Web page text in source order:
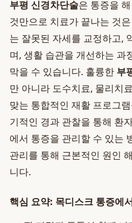
부평 신경차단술은 통증을
것만으로 치료가 끝나는 것
는 잘못된 자세를 교정하고,
며, 생활 습관을 개선하는 과
막을 수 있습니다. 훌륭한 부
만 아니라 도수치료, 물리치
맞는 통합적인 재활 프로그
기적인 경과 관찰을 통해 환
에서 통증을 관리할 수 있는
관리를 통해 근본적인 원인
니다.
핵심 요약: 목디스크 통증에